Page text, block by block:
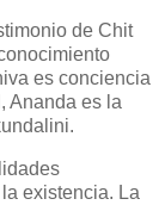
de Chit
es conciencia
Ananda es la
existencia. La